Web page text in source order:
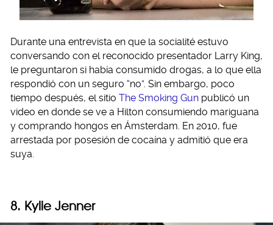
Durante una entrevista en que la socialité estuvo
conversando con el reconocido presentador Larry King,
le preguntaron si había consumido drogas, a lo que ella
respondió con un seguro “no”. Sin embargo, poco
tiempo después, el sitio The Smoking Gun publicó un
video en donde se ve a Hilton consumiendo mariguana
y comprando hongos en Ámsterdam. En 2010, fue
arrestada por posesión de cocaína y admitió que era
suya.
8. Kylie Jenner